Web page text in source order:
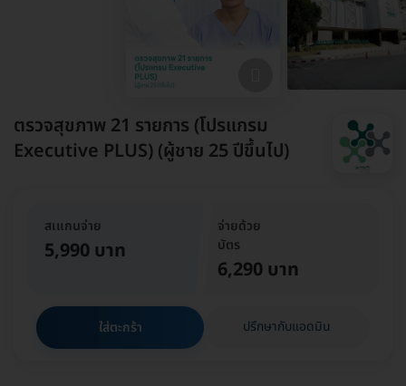
ตรวจสุขภาพ 21 รายการ (โปรแกรม
Executive PLUS) (ผู้ชาย 25 ปีขึ้นไป)
จ่ายด้วย
บัตร
6,290 บาท
สเแกนจ่าย
5,990 บาท
ใส่ตะกร้า ปรึกษากับแอดมิน